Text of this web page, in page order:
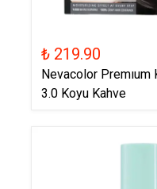
₺ 219.90
Nevacolor Premıum
3.0 Koyu Kahve